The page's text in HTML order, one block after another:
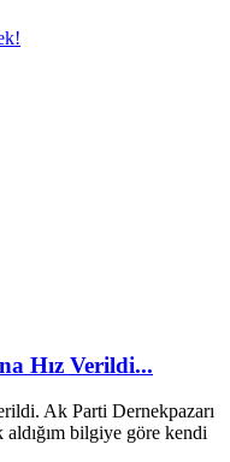
Hız Verildi...
Ak Parti Dernekpazarı
aldığım bilgiye göre kendi